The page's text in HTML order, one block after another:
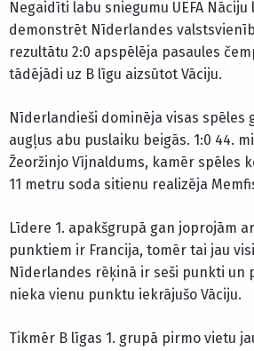
Negaidīti labu sniegumu UEFA
demonstrēt Nīderlandes
rezultātu 2:0 apspēlēja pasaules
tādējādi uz B līgu aizsūtot Vāciju.
Nīderlandieši dominēja visas spēles
augļus abu puslaiku beigās. 1:0 44.
Žeoržinjo Vījnaldums, kamēr spēles
11 metru soda sitienu realizēja
Līdere 1. apakšgrupā gan joprojām
punktiem ir Francija, tomēr tai jau
Nīderlandes rēķinā ir seši punkti un
nieka vienu punktu iekrājušo Vāciju.
Tikmēr B līgas 1. grupā pirmo vietu